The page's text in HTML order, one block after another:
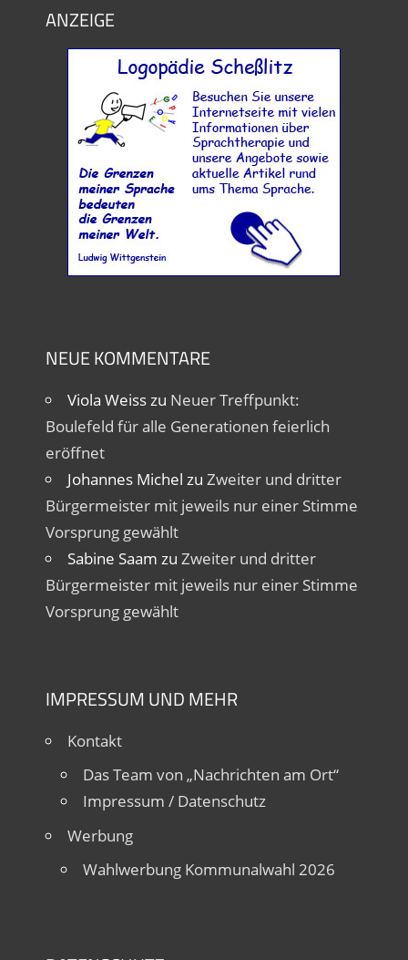
ANZEIGE
NEUE KOMMENTARE
Viola Weisszu Neuer Treffpunkt:
Boulefeld für alle Generationen feierlich
eröffnet
Johannes Michel zu Zweiter und dritter
Bürgermeister mit jeweils nur einer Stimme
Vorsprung gewählt
Sabine Saam zu Zweiter und dritter
Bürgermeister mit jeweils nur einer Stimme
Vorsprung gewählt
IMPRESSUM UND MEHR
Kontakt
Das Team von „Nachrichten am Ort“
Impressum / Datenschutz
Werbung
Wahlwerbung Kommunalwahl 2026